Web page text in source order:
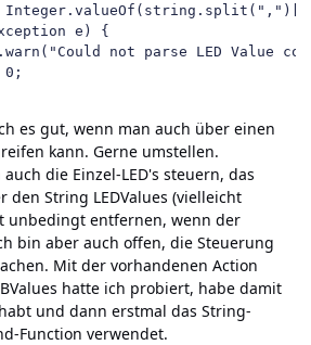
e) {
not parse LED Value
es gut, wenn man auch über einen
kann. Gerne umstellen.
die Einzel-LED's steuern, das
den String LEDValues (vielleicht
unbedingt entfernen, wenn der
bin aber auch offen, die Steuerung
Mit der vorhandenen Action
hatte ich probiert, habe damit
und dann erstmal das String-
Function verwendet.